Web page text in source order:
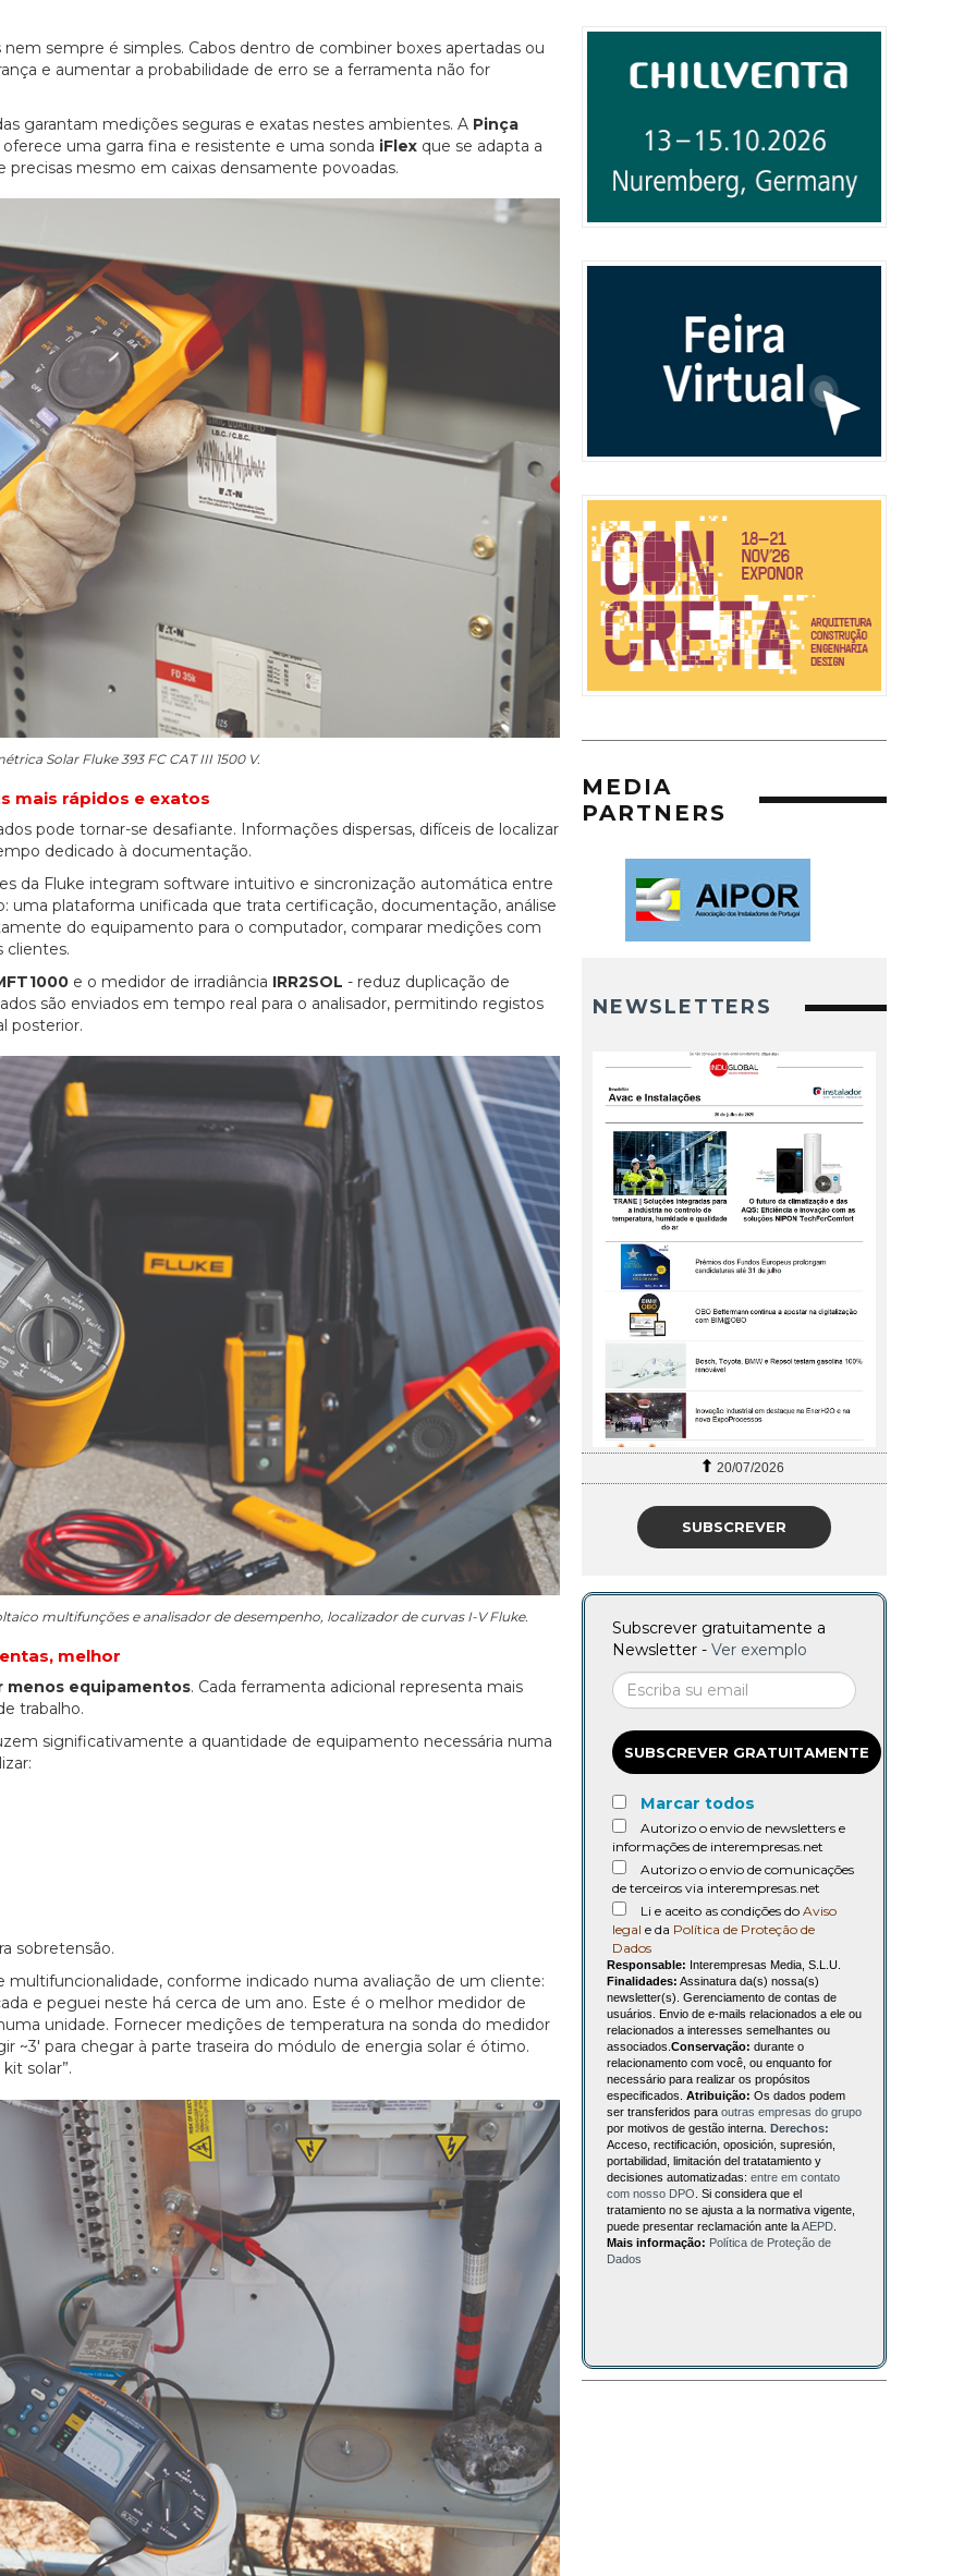
sempre é simples. Cabos dentro de combiner boxes apertadas ou
e aumentar a probabilidade de erro se a ferramenta não for
garantam medições seguras e exatas nestes ambientes. A Pinça
oferece uma garra fina e resistente e uma sonda iFlex que se adapta a
mesmo em caixas densamente povoadas.
Solar Fluke 393 FC CAT III 1500 V.
mais rápidos e exatos
pode tornar-se desafiante. Informações dispersas, difíceis de localizar
dedicado à documentação.
da Fluke integram software intuitivo e sincronização automática entre
uma plataforma unificada que trata certificação, documentação, análise
do equipamento para o computador, comparar medições com
clientes.
e o medidor de irradiância IRR2SOL - reduz duplicação de
são enviados em tempo real para o analisador, permitindo registos
posterior.
multifunções e analisador de desempenho, localizador de curvas I-V Fluke.
melhor
menos equipamentos. Cada ferramenta adicional representa mais
trabalho.
significativamente a quantidade de equipamento necessária numa
sobretensão.
conforme indicado numa avaliação de um cliente:
e peguei neste há cerca de um ano. Este é o melhor medidor de
unidade. Fornecer medições de temperatura na sonda do medidor
para chegar à parte traseira do módulo de energia solar é ótimo.
solar”.
MEDIA
PARTNERS
NEWSLETTERS
2026 27/07/2026
SUBSCREVER
Subscrever gratuitamente a
Newsletter - Ver exemplo
SUBSCREVER GRATUITAMENTE
Marcar todos
Autorizo o envio de newsletters e
informações de interempresas.net
Autorizo o envio de comunicações
de terceiros via interempresas.net
Li e aceito as condições do Aviso
legal e da Política de Proteção de
Dados
Responsable: Interempresas Media, S.L.U.
Finalidades: Assinatura da(s) nossa(s)
newsletter(s). Gerenciamento de contas de
usuários. Envio de e-mails relacionados a ele ou
relacionados a interesses semelhantes ou
associados. Conservação: durante o
relacionamento com você, ou enquanto for
necessário para realizar os propósitos
especificados. Atribuição: Os dados podem
ser transferidos para outras empresas do grupo
por motivos de gestão interna. Derechos:
Acceso, rectificación, oposición, supresión,
portabilidad, limitación del tratatamiento y
decisiones automatizadas: entre em contato
com nosso DPO . Si considera que el
tratamiento no se ajusta a la normativa vigente,
puede presentar reclamación ante laAEPD
Mais informação: Política de Proteção de
Dados